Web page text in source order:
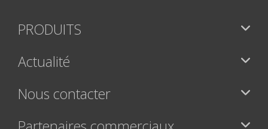
PRODUITS
Actualité
Nous contacter